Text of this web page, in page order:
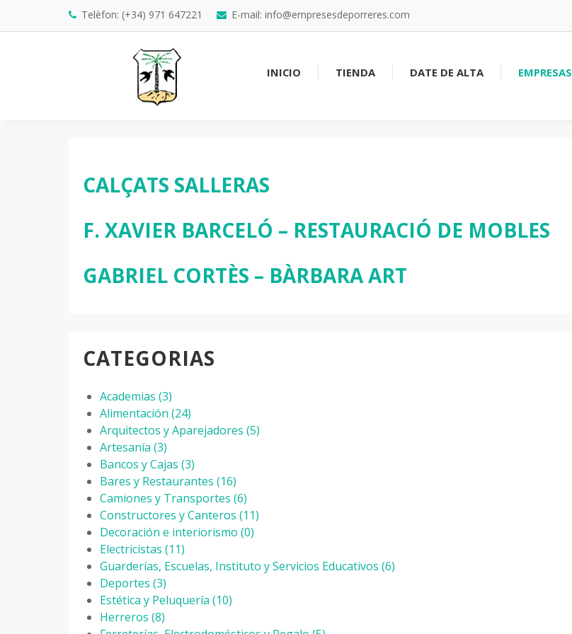
Telèfon: (+34) 971 647221 E-mail: info@empresesdeporreres.com
INICIO TIENDA DATE DE ALTA EMPRESAS
CALÇATS SALLERAS
F. XAVIER BARCELÓ – RESTAURACIÓ DE MOBLES
GABRIEL CORTÈS – BÀRBARA ART
CATEGORIAS
Academias (3)
Alimentación (24)
Arquitectos y Aparejadores (5)
Artesanía (3)
Bancos y Cajas (3)
Bares y Restaurantes (16)
Camiones y Transportes (6)
Constructores y Canteros (11)
Decoración e interiorismo (0)
Electricistas (11)
Guarderías, Escuelas, Instituto y Servicios Educativos (6)
Deportes (3)
Estética y Peluquería (10)
Herreros (8)